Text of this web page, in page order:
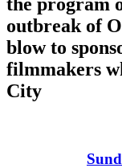
the program
outbreak of
blow to
filmmakers
City